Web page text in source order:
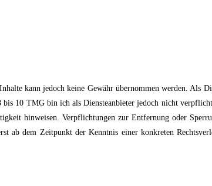
kann jedoch keine Gewähr übernommen werden. Als
10 TMG bin ich als Diensteanbieter jedoch nicht
hinweisen. Verpflichtungen zur Entfernung oder
ab dem Zeitpunkt der Kenntnis einer konkreten